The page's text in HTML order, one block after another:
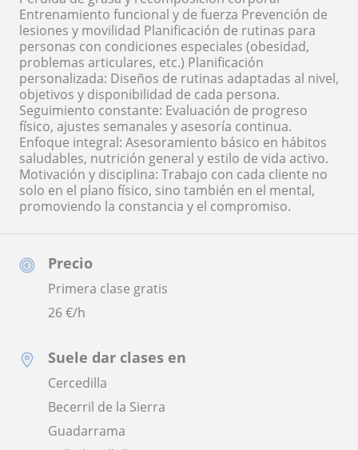
Precio
Primera clase gratis
26€/h
Suele dar clases en
Cercedilla
Becerril de la Sierra
Guadarrama
Entrenamiento funcional y de fuerza Prevención de
lesiones y movilidad Planificación de rutinas para
personas con condiciones especiales (obesidad,
problemas articulares, etc.) Planificación
personalizada: Diseños de rutinas adaptadas al nivel,
objetivos y disponibilidad de cada persona.
Seguimiento constante: Evaluación de progreso
físico, ajustes semanales y asesoría continua.
Enfoque integral: Asesoramiento básico en hábitos
saludables, nutrición general y estilo de vida activo.
Motivación y disciplina: Trabajo con cada cliente no
solo en el plano físico, sino también en el mental,
promoviendo la constancia y el compromiso.